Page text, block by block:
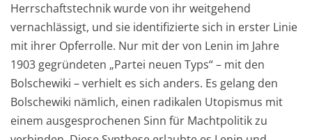
Herrschaftstechnik wurde von ihr weitgehend
vernachlässigt, und sie identifizierte sich in erster Linie
mit ihrer Opferrolle. Nur mit der von Lenin im Jahre
1903 gegründeten „Partei neuen Typs“ – mit den
Bolschewiki – verhielt es sich anders. Es gelang den
Bolschewiki nämlich, einen radikalen Utopismus mit
einem ausgesprochenen Sinn für Machtpolitik zu